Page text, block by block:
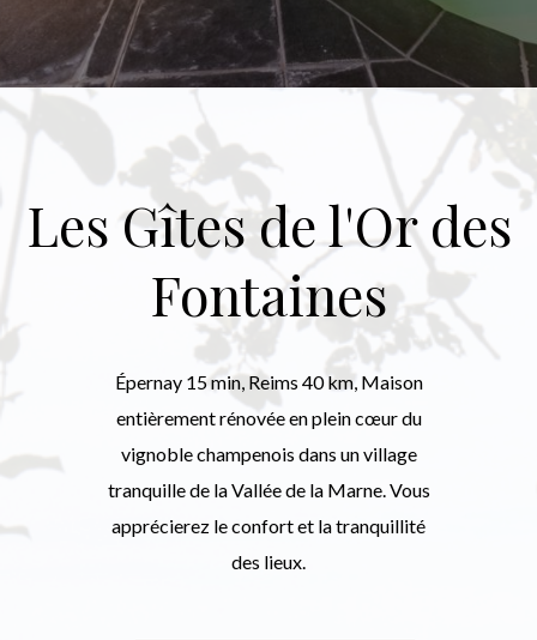
Les Gîtes de l'Or des
Fontaines
Épernay 15 min, Reims 40 km, Maison
entièrement rénovée en plein cœur du
vignoble champenois dans un village
tranquille de la Vallée de la Marne. Vous
apprécierez le confort et la tranquillité
des lieux.